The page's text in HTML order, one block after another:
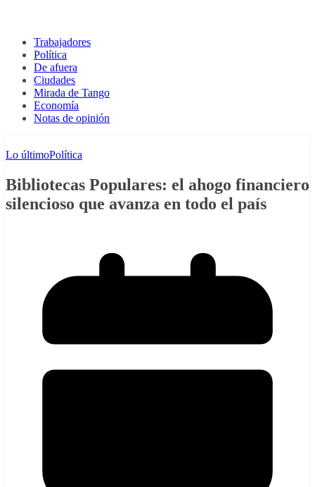
Trabajadores
Política
De afuera
Ciudades
Mirada de Tango
Economía
Notas de opinión
Lo últimoPolítica
Bibliotecas Populares: el ahogo financiero
silencioso que avanza en todo el país